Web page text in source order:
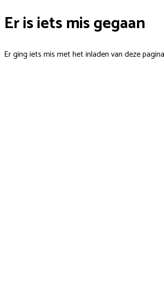
Er is iets mis gegaan
Er ging iets mis met het inladen van deze